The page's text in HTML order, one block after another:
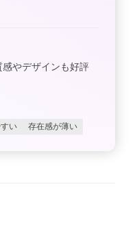
やデザインも好評
い 存在感が薄い